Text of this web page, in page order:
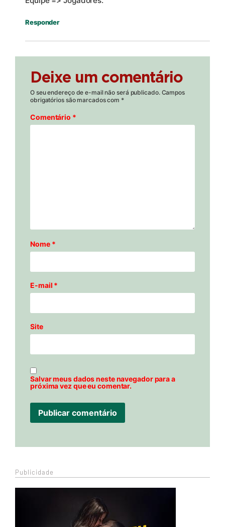
Responder
Deixe um comentário
O seu endereço de e-mail não será publicado. Campos
obrigatórios são marcados com *
Comentário *
Nome *
E-mail *
Site
Salvar meus dados neste navegador para a
próxima vez que eu comentar.
Publicidade